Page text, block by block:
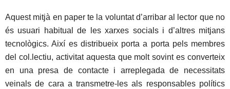
Aquest mitjà en paper te la voluntat d’arribar al lector que no
és usuari habitual de les xarxes socials i d’altres mitjans
tecnològics. Així es distribueix porta a porta pels membres
del col.lectiu, activitat aquesta que molt sovint es converteix
en una presa de contacte i arreplegada de necessitats
veinals de cara a transmetre-les als responsables polítics